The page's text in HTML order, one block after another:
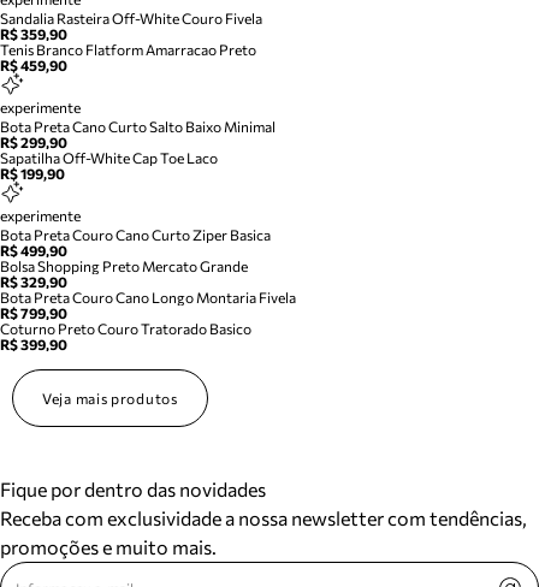
Sandalia Rasteira Off-White Couro Fivela
R$ 359,90
Tenis Branco Flatform Amarracao Preto
R$ 459,90
experimente
Bota Preta Cano Curto Salto Baixo Minimal
R$ 299,90
Sapatilha Off-White Cap Toe Laco
R$ 199,90
experimente
Bota Preta Couro Cano Curto Ziper Basica
R$ 499,90
Bolsa Shopping Preto Mercato Grande
R$ 329,90
Bota Preta Couro Cano Longo Montaria Fivela
R$ 799,90
Coturno Preto Couro Tratorado Basico
R$ 399,90
Veja mais produtos
Fique por dentro das novidades
Receba com exclusividade a nossa newsletter com tendências,
promoções e muito mais.